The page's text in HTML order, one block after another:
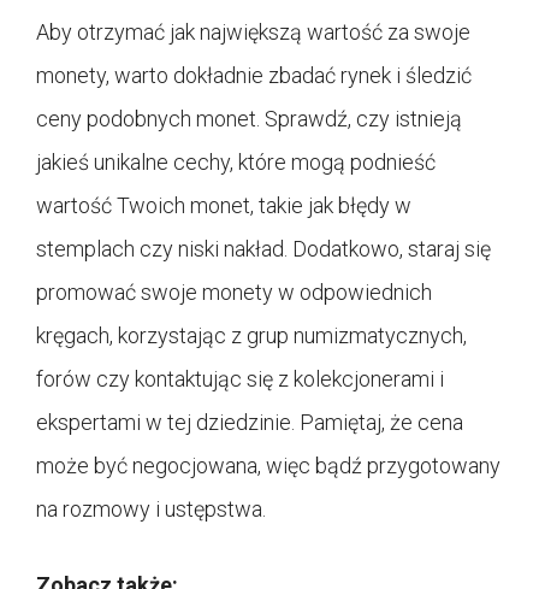
Aby otrzymać jak największą wartość za swoje
monety, warto dokładnie zbadać rynek i śledzić
ceny podobnych monet. Sprawdź, czy istnieją
jakieś unikalne cechy, które mogą podnieść
wartość Twoich monet, takie jak błędy w
stemplach czy niski nakład. Dodatkowo, staraj się
promować swoje monety w odpowiednich
kręgach, korzystając z grup numizmatycznych,
forów czy kontaktując się z kolekcjonerami i
ekspertami w tej dziedzinie. Pamiętaj, że cena
może być negocjowana, więc bądź przygotowany
na rozmowy i ustępstwa.